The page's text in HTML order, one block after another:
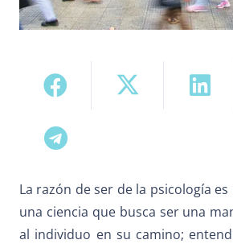
La razón de ser de la psicología
una ciencia que busca ser una
al individuo en su camino;